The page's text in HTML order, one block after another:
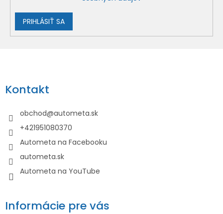
PRIHLÁSIŤ SA
p
äKontakt
obchod@autometa.sk
+421951080370
Autometa na Facebooku
autometa.sk
Autometa na YouTube
Informácie pre vás